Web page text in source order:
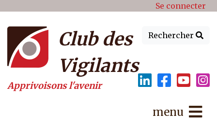
Menu du compte de Se connecter
Rechercher
Club des
Vigilants
Apprivoisons l'avenir
menu